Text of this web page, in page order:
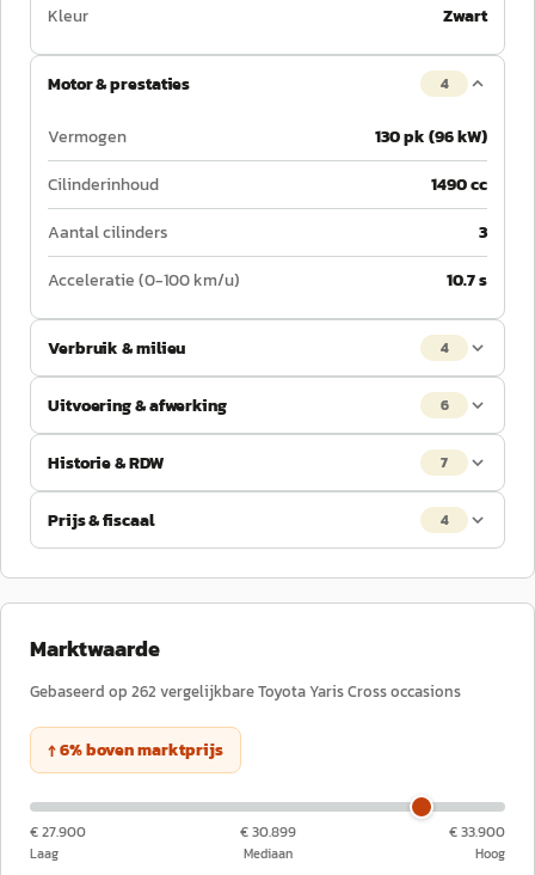
Kleur
Zwart
Motor & prestaties 4
Vermogen
130 pk (96 kW)
Cilinderinhoud
1490 cc
Aantal cilinders
3
Acceleratie (0-100 km/u)
10.7 s
Verbruik & milieu 4
Uitvoering & afwerking 6
Historie & RDW 7
Prijs & fiscaal 4
Marktwaarde
Gebaseerd op 262 vergelijkbareToyotaYaris Crossoccasions
↑6%bovenmarktprijs
€ 27.900
Laag
€ 30.899
Mediaan
€ 33.900
Hoog